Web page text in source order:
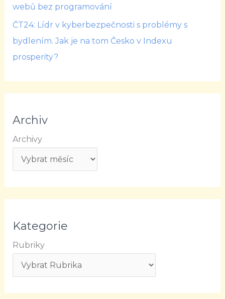
webů bez programování
ČT24: Lídr v kyberbezpečnosti s problémy s
bydlením. Jak je na tom Česko v Indexu
prosperity?
Archiv
Archivy
Kategorie
Rubriky